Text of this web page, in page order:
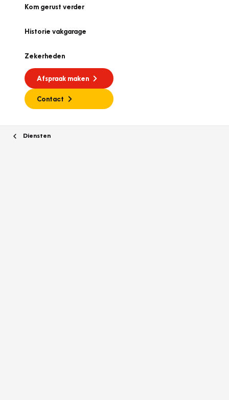
Kom gerust verder
Historie vakgarage
Zekerheden
Afspraak maken
Contact
Diensten